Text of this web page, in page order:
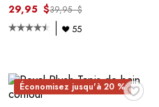
29,95 $39,95 $
55
♥
Économisez jusqu'à 20 %